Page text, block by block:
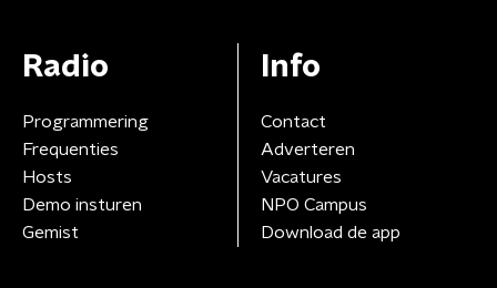
Radio
Programmering
Frequenties
Hosts
Demo insturen
Gemist
Info
Contact
Adverteren
Vacatures
NPO Campus
Download de app